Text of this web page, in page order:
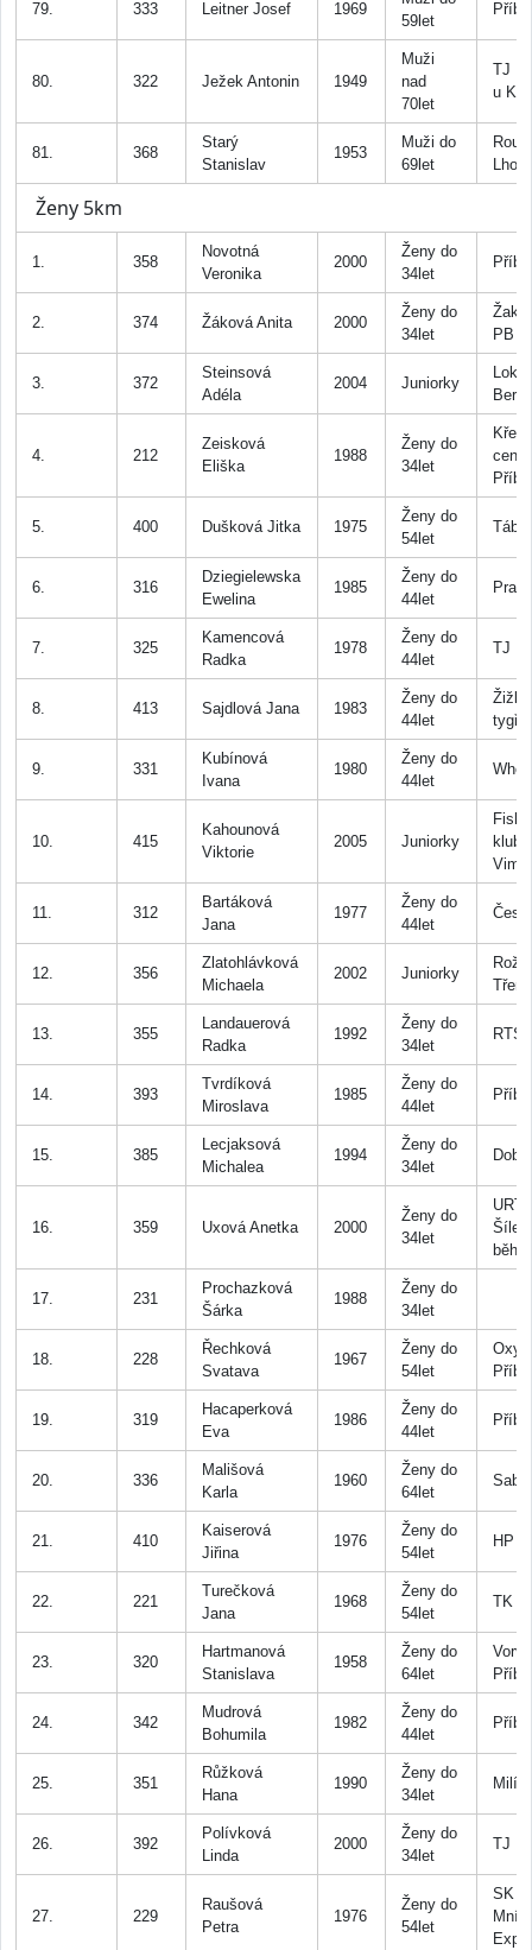
79. 333 Leitner Josef 1969
59let
80. 322 Ježek Antonin 1949
Muži
nad
70let
TJ
u
81. 368
Starý
Stanislav
1953
Muži do
69let
Lhota
Ženy 5km
1. 358
Novotná
Veronika
2000
Ženy do
34let
2. 374 Žáková Anita 2000
Ženy do
34let
Žaky
PB
3. 372
Steinsová
Adéla
2004 Juniorky
4. 212
Zeisková
Eliška
1988
Ženy do
34let
5. 400 Dušková Jitka 1975
Ženy do
54let
Tábor
6. 316
Dziegielewska
Ewelina
1985
Ženy do
44let
7. 325
Kamencová
Radka
1978
Ženy do
44let
TJ
8. 413 Sajdlová Jana 1983
Ženy do
44let
tygři
9. 331
Kubínová
Ivana
1980
Ženy do
44let
10. 415
Kahounová
Viktorie
2005 Juniorky
klub
11. 312
Bartáková
Jana
1977
Ženy do
44let
12. 356
Zlatohlávková
Michaela
2002 Juniorky
13. 355
Landauerová
Radka
1992
Ženy do
34let
RTS
14. 393
Tvrdíková
Miroslava
1985
Ženy do
44let
15. 385
Lecjaksová
Michalea
1994
Ženy do
34let
16. 359 Uxová Anetka 2000
Ženy do
34let
URT
běhu
17. 231
Prochazková
Šárka
1988
Ženy do
34let
18. 228
Řechková
Svatava
1967
Ženy do
54let
19. 319
Hacaperková
Eva
1986
Ženy do
44let
20. 336
Mališová
Karla
1960
Ženy do
64let
21. 410
Kaiserová
Jiřina
1976
Ženy do
54let
HP
22. 221
Turečková
Jana
1968
Ženy do
54let
TK
23. 320
Hartmanová
Stanislava
1958
Ženy do
64let
24. 342
Mudrová
Bohumila
1982
Ženy do
44let
25. 351
Růžková
Hana
1990
Ženy do
34let
Milín
26. 392
Polívková
Linda
2000
Ženy do
34let
TJ
27. 229
Raušová
Petra
1976
Ženy do
54let
SK